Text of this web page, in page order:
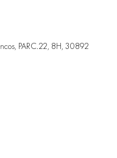
PARC.22, 8H, 30892